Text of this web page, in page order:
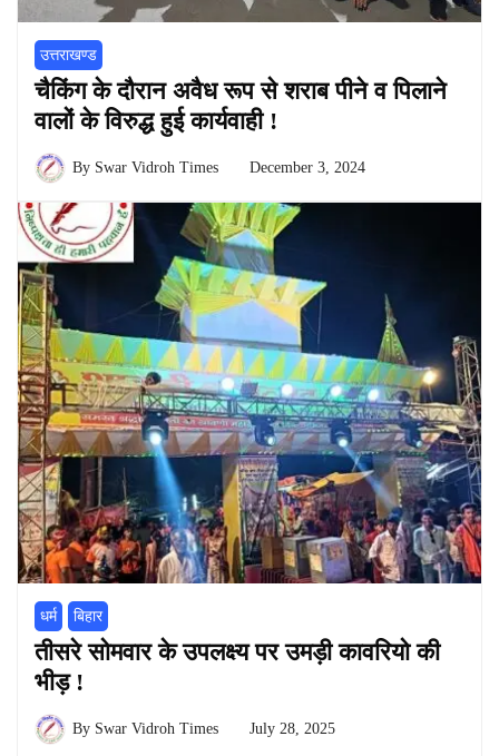
उत्तराखण्ड
चैकिंग के दौरान अवैध रूप से शराब पीने व पिलाने
वालों के विरुद्ध हुई कार्यवाही !
By Swar Vidroh Times December 3, 2024
धर्म बिहार
तीसरे सोमवार के उपलक्ष्य पर उमड़ी कावरियो की
भीड़ !
By Swar Vidroh Times July 28, 2025